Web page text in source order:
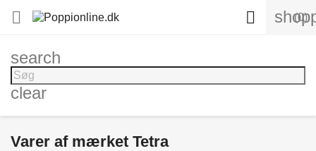
 (0)

search
clear
Varer af mærket Tetra